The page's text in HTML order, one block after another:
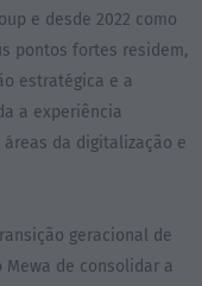
e desde 2022 como
pontos fortes residem,
estratégica e a
a experiência
da digitalização e
geracional de
Mewa de consolidar a